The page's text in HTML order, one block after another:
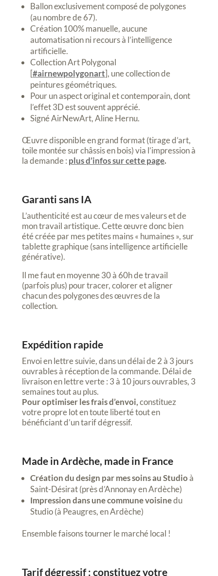
Ballon exclusivement composé de polygones
(au nombre de 67).
Création 100% manuelle, aucune
automatisation ni recours à l’intelligence
artificielle.
Collection Art Polygonal
[#airnewpolygonart], une collection de
peintures géométriques.
Pour un aspect original et contemporain, dont
l’effet 3D est souvent apprécié.
Signé AirNewArt, Aline Hernu.
Œuvre disponible en grand format (tirage d’art,
toile montée sur châssis en bois) via l’impression à
la demande : plus d’infos sur cette page.
Garanti sans IA
L’authenticité est au cœur de mes valeurs et de
mon travail artistique. Cette œuvre donc bien
été créée par mes petites mains « humaines », sur
tablette graphique (sans intelligence artificielle
générative).
Il me faut en moyenne 30 à 60h de travail
(parfois plus) pour tracer, colorer et aligner
chacun des polygones des œuvres de la
collection.
Expédition rapide
Envoi en lettre suivie, dans un délai de 2 à 3 jours
ouvrables à réception de la commande. Délai de
livraison en lettre verte : 3 à 10 jours ouvrables, 3
semaines tout au plus.
Pour optimiser les frais d’envoi,constituez
votre propre lot en toute liberté tout en
bénéficiant d’un tarif dégressif.
Made in Ardèche, made in France
Création du design par mes soins au Studioà
Saint-Désirat (près d’Annonay en Ardèche)
Impression dans une commune voisinedu
Studio (à Peaugres, en Ardèche)
Ensemble faisons tourner le marché local !
Tarif dégressif : constituez votre